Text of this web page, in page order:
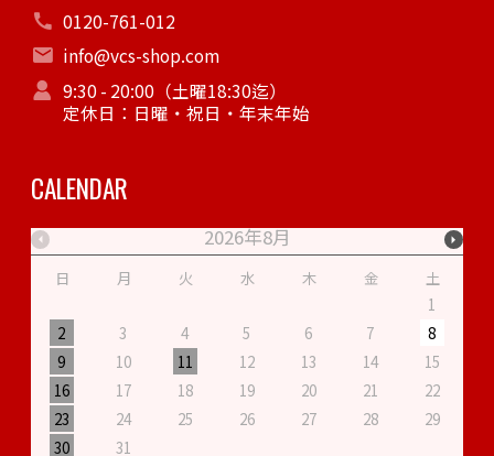
0120-761-012
info@vcs-shop.com
9:30 - 20:00（土曜18:30迄）
定休日：日曜・祝日・年末年始
CALENDAR
2026年8月
日 月 火 水 木 金
土
1
2
3 4 5 6 7
8
9
10 11 12 13 14
15
16
17 18 19 20 21
22
23
24 25 26 27 28
29
30
31